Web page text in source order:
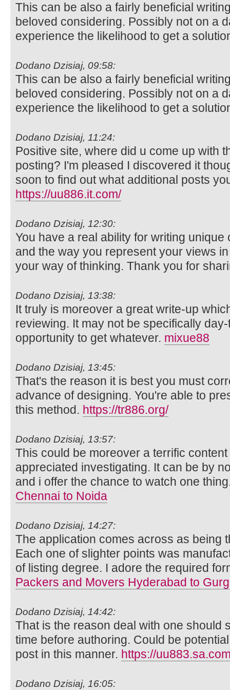
This can be also a fairly beneficial
beloved considering. Possibly not on a
experience the likelihood to get a
Dodano Dzisiaj, 09:58:
This can be also a fairly beneficial
beloved considering. Possibly not on a
experience the likelihood to get a
Dodano Dzisiaj, 11:24:
Positive site, where did u come up with
posting? I'm pleased I discovered it
soon to find out what additional posts
https://uu886.it.com/
Dodano Dzisiaj, 12:30:
You have a real ability for writing
and the way you represent your views
your way of thinking. Thank you for
Dodano Dzisiaj, 13:38:
It truly is moreover a great write-up
reviewing. It may not be specifically
opportunity to get whatever. mixue88
Dodano Dzisiaj, 13:45:
That's the reason it is best you must
advance of designing. You're able to
this method. https://tr886.org/
Dodano Dzisiaj, 13:57:
This could be moreover a terrific
appreciated investigating. It can be by
and i offer the chance to watch one
Chennai to Noida
Dodano Dzisiaj, 14:27:
The application comes across as being
Each one of slighter points was
of listing degree. I adore the required
Packers and Movers Hyderabad to
Dodano Dzisiaj, 14:42:
That is the reason deal with one should
time before authoring. Could be
post in this manner. https://
Dodano Dzisiaj, 16:05: